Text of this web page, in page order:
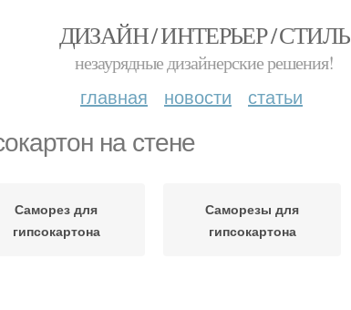
ДИЗАЙН / ИНТЕРЬЕР / СТИЛЬ
незаурядные дизайнерские решения!
главная новости статьи
на стене
Саморез для
гипсокартона
Саморезы для
гипсокартона